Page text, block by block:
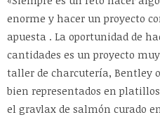
enorme y hacer un proyecto
apuesta . La oportunidad de
cantidades es un proyecto
taller de charcutería, Bentley
bien representados en
el gravlax de salmón curado